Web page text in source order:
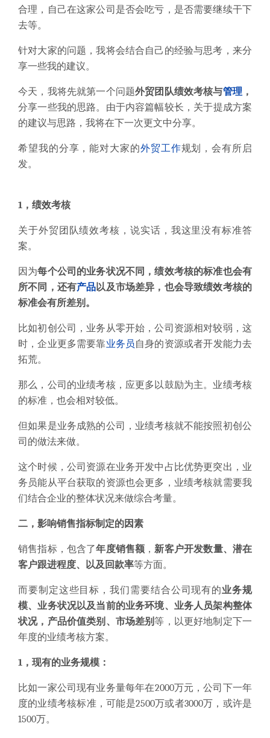
合理，自己在这家公司是否会吃亏，是否需要继续干下
去等。
针对大家的问题，我将会结合自己的经验与思考，来分
享一些我的建议。
今天，我将先就第一个问题外贸团队绩效考核与管理 ，
分享一些我的思路。 由于内容篇幅较长， 关于提成方案
的建议与思路，我将在下一次更文中分享。
希望我的分享，能对大家的外贸工作规划，会有所启
发。
1，绩效考核
关于外贸团队绩效考核，说实话，我这里没有标准答
案。
因为每个公司的业务状况不同，绩效考核的标准也会有
所不同，还有产品以及市场差异，也会导致绩效考核的
标准会有所差别。
比如初创公司，业务从零开始，公司资源相对较弱，这
时，企业更多需要靠业务员自身的资源或者开发能力去
拓荒。
那么，公司的业绩考核，应更多以鼓励为主。业绩考核
的标准，也会相对较低。
但如果是业务成熟的公司，业绩考核就不能按照初创公
司的做法来做。
这个时候，公司资源在业务开发中占比优势更突出，业
务员能从平台获取的资源也会更多，业绩考核就需要我
们结合企业的整体状况来做综合考量。
二，影响销售指标制定的因素
销售指标，包含了年度销售额 ，新客户开发数量、潜在
客户跟进程度、以及回款率等方面。
而要制定这些目标，我们需要结合公司现有的业务规
模、业务状况以及当前的业务环境、业务人员架构整体
状况，产品价值类别、市场差别 等，以更好地制定下一
年度的业绩考核方案。
1，现有的业务规模：
比如一家公司现有业务量每年在2000万元，公司下一年
度的业绩考核标准，可能是2500万或者3000万，或许是
1500万。